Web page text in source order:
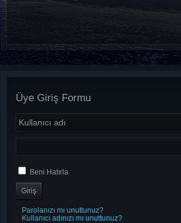
Üye Giriş Formu
Beni Hatırla
Parolanızı mı unuttunuz?
Kullanıcı adınızı mı unuttunuz?